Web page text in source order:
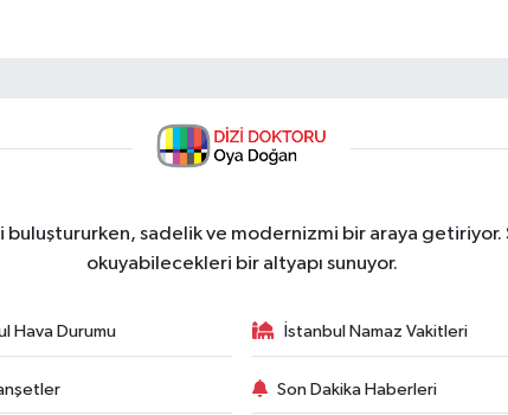
sadelik ve modernizmi bir araya getiriyor.
okuyabilecekleri bir altyapı sunuyor.
Hava Durumu İstanbul Namaz Vakitleri
Son Dakika Haberleri